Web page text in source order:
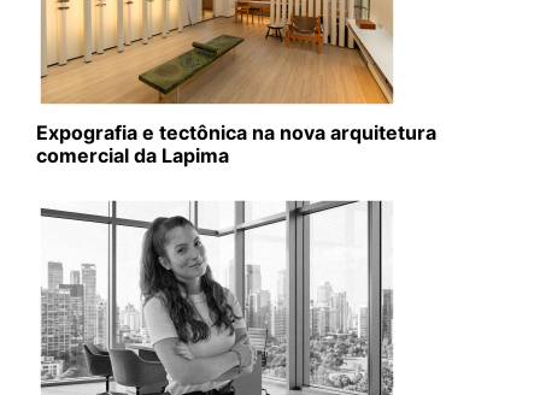
Expografia e tectônica na nova arquitetura
comercial da Lapima